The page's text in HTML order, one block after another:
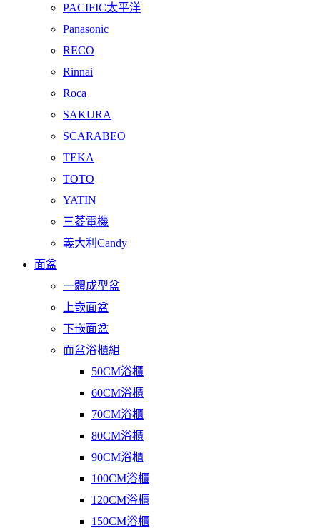
PACIFIC太平洋
Panasonic
RECO
Rinnai
Roca
SAKURA
SCARABEO
TEKA
TOTO
YATIN
三菱電機
義大利Candy
面盆
一體成型盆
上嵌面盆
下嵌面盆
面盆浴櫃組
50CM浴櫃
60CM浴櫃
70CM浴櫃
80CM浴櫃
90CM浴櫃
100CM浴櫃
120CM浴櫃
150CM浴櫃